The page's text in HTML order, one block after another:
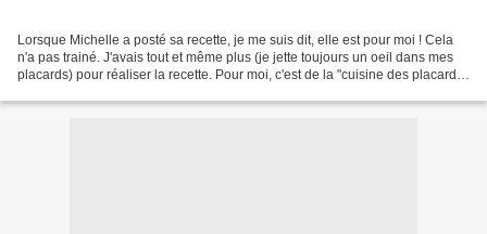
Lorsque Michelle a posté sa recette, je me suis dit, elle est pour moi ! Cela
n'a pas trainé. J'avais tout et même plus (je jette toujours un oeil dans mes
placards) pour réaliser la recette. Pour moi, c'est de la "cuisine des placards"